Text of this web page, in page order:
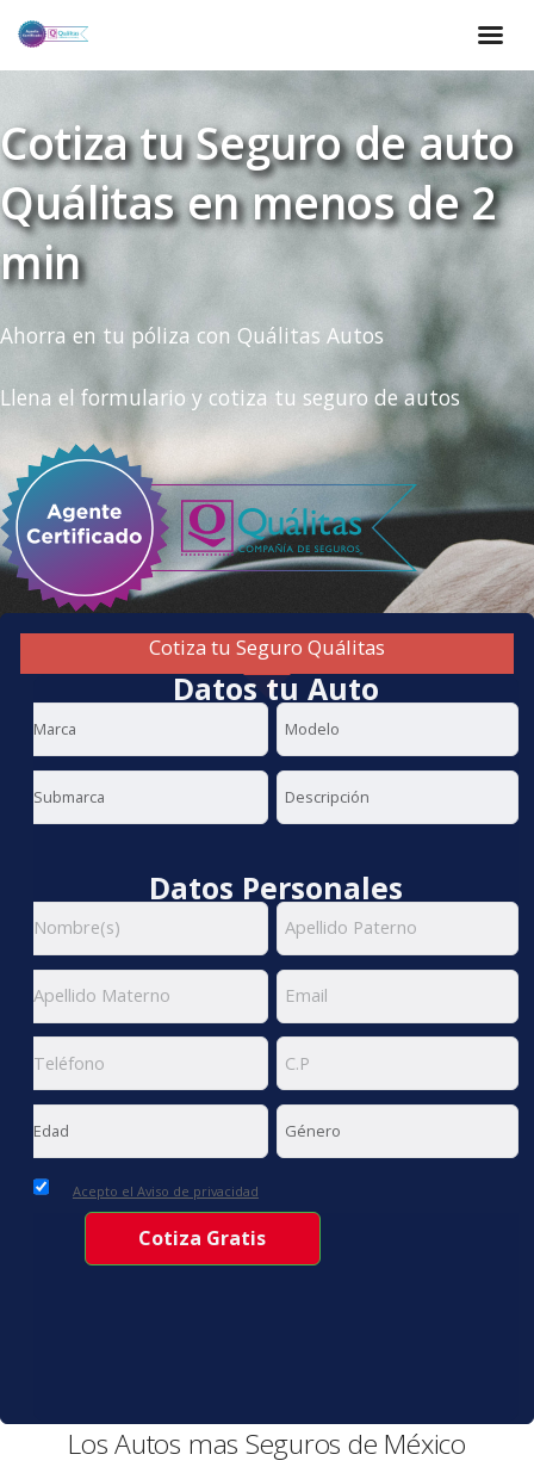
Cotiza tu Seguro de auto
Quálitas en menos de 2
min
Ahorra en tu póliza con Quálitas Autos
Llena el formulario y cotiza tu seguro de autos
Cotiza tu Seguro Quálitas
Datos tu Auto
Datos Personales
Acepto el Aviso de privacidad
Los Autos mas Seguros de México